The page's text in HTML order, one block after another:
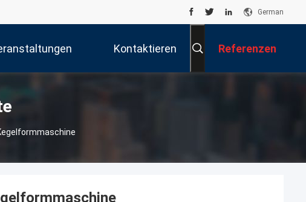
German
Kontaktieren Referenzen